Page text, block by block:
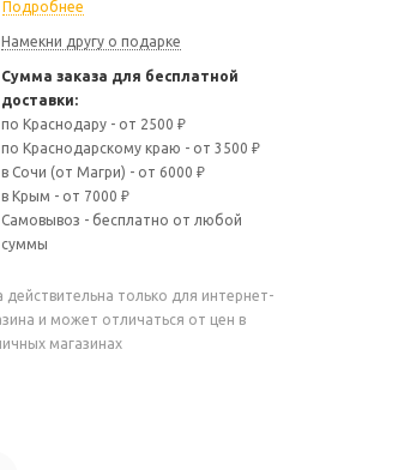
Подробнее
Намекни другу о подарке
Сумма заказа для бесплатной
доставки:
по Краснодару - от 2500 ₽
по Краснодарскому краю - от 3500 ₽
в Сочи (от Магри) - от 6000 ₽
в Крым - от 7000 ₽
Самовывоз - бесплатно от любой
суммы
действительна только для интернет-
и может отличаться от цен в
магазинах